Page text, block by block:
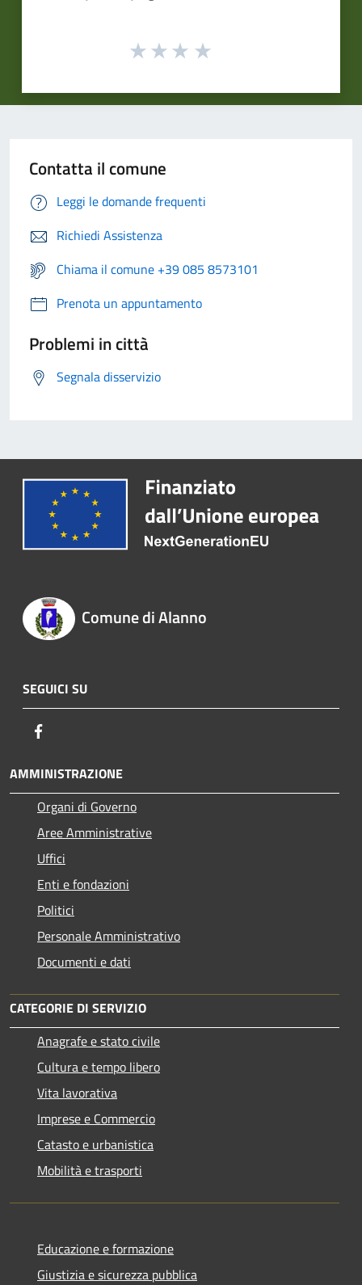
Contatta il comune
Leggi le domande frequenti
Richiedi Assistenza
Chiama il comune +39 085 8573101
Prenota un appuntamento
Problemi in città
Segnala disservizio
Comune di Alanno
SEGUICI SU
AMMINISTRAZIONE
Organi di Governo
Aree Amministrative
Uffici
Enti e fondazioni
Politici
Personale Amministrativo
Documenti e dati
CATEGORIE DI SERVIZIO
Anagrafe e stato civile
Cultura e tempo libero
Vita lavorativa
Imprese e Commercio
Catasto e urbanistica
Mobilità e trasporti
Educazione e formazione
Giustizia e sicurezza pubblica